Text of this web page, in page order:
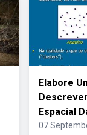
Elabore
Espacial
07